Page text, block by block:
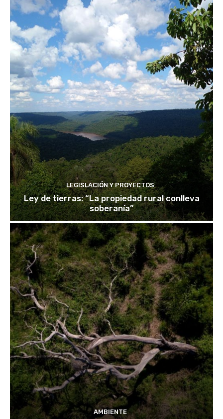
LEGISLACIÓN Y PROYECTOS
Ley de tierras: “La propiedad rural conlleva
soberanía”
AMBIENTE